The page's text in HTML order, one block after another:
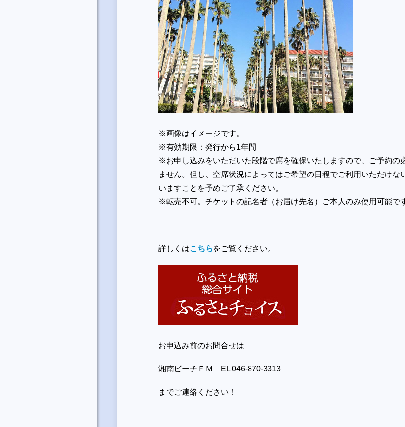
※画像はイメージです。
※有効期限：発行から1年間
※お申し込みをいただいた段階で席を確保いたしますので、ご予約の
ません。但し、空席状況によってはご希望の日程でご利用いただけな
いますことを予めご了承ください。
※転売不可。チケットの記名者（お届け先名）ご本人のみ使用可能で
詳しくはこちら をご覧ください。
お申込み前のお問合せは
湘南ビーチＦＭ EL 046-870-3313
までご連絡ください！